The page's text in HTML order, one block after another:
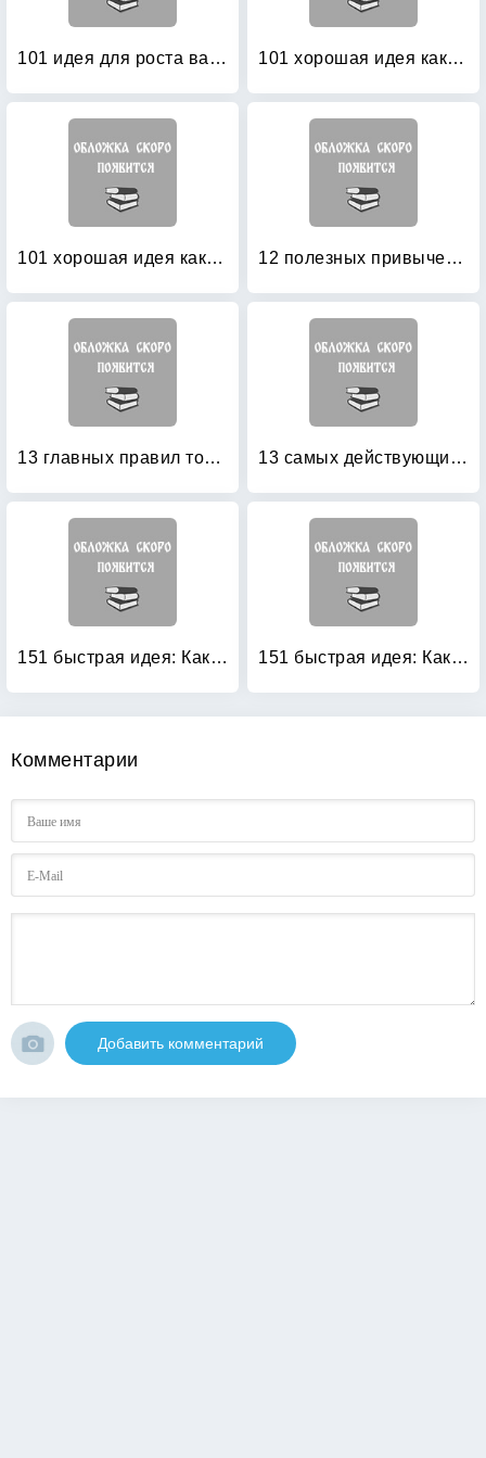
101 идея для роста вашего бизнеса: Результаты новейших исследований эффективности людей и организаций 101 хорошая идея как создать совершенный бизнес: В 2-х частях. Часть 1
101 хорошая идея как создать совершенный бизнес: В 2-х частях. Часть 2 12 полезных привычек духовно ориентированных людей: Простые методы преображения вашей жизни
13 главных правил торговли: Как стать лучшим в своем деле 13 самых действующих законов преуспевания: Поверь, и все получится!
151 быстрая идея: Как увеличить продажи 151 быстрая идея: Как управлять своим временем
Комментарии